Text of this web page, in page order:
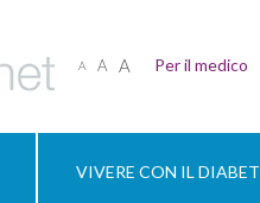
A A A Per il medico
VIVERE CON IL